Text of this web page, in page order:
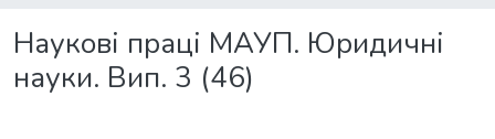
Наукові праці МАУП. Юридичні
науки. Вип. 3 (46)